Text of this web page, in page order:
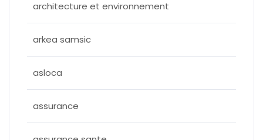
architecture et environnement
arkea samsic
asloca
assurance